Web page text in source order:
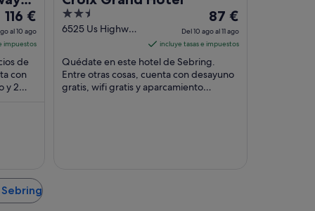
El
precio
es
de
116 €
por
10
ago
116 €
al 10 ago
impuestos
de
con
y 2
2.5
out
5
6525 Us Highway
El
precio
es
de
87 €
por
87 €
Del 10 ago al 11 ago
incluye tasas e impuestos
Quédate en este hotel de Sebring.
Entre otras cosas, cuenta con desayuno
gratis, wifi gratis y aparcamiento